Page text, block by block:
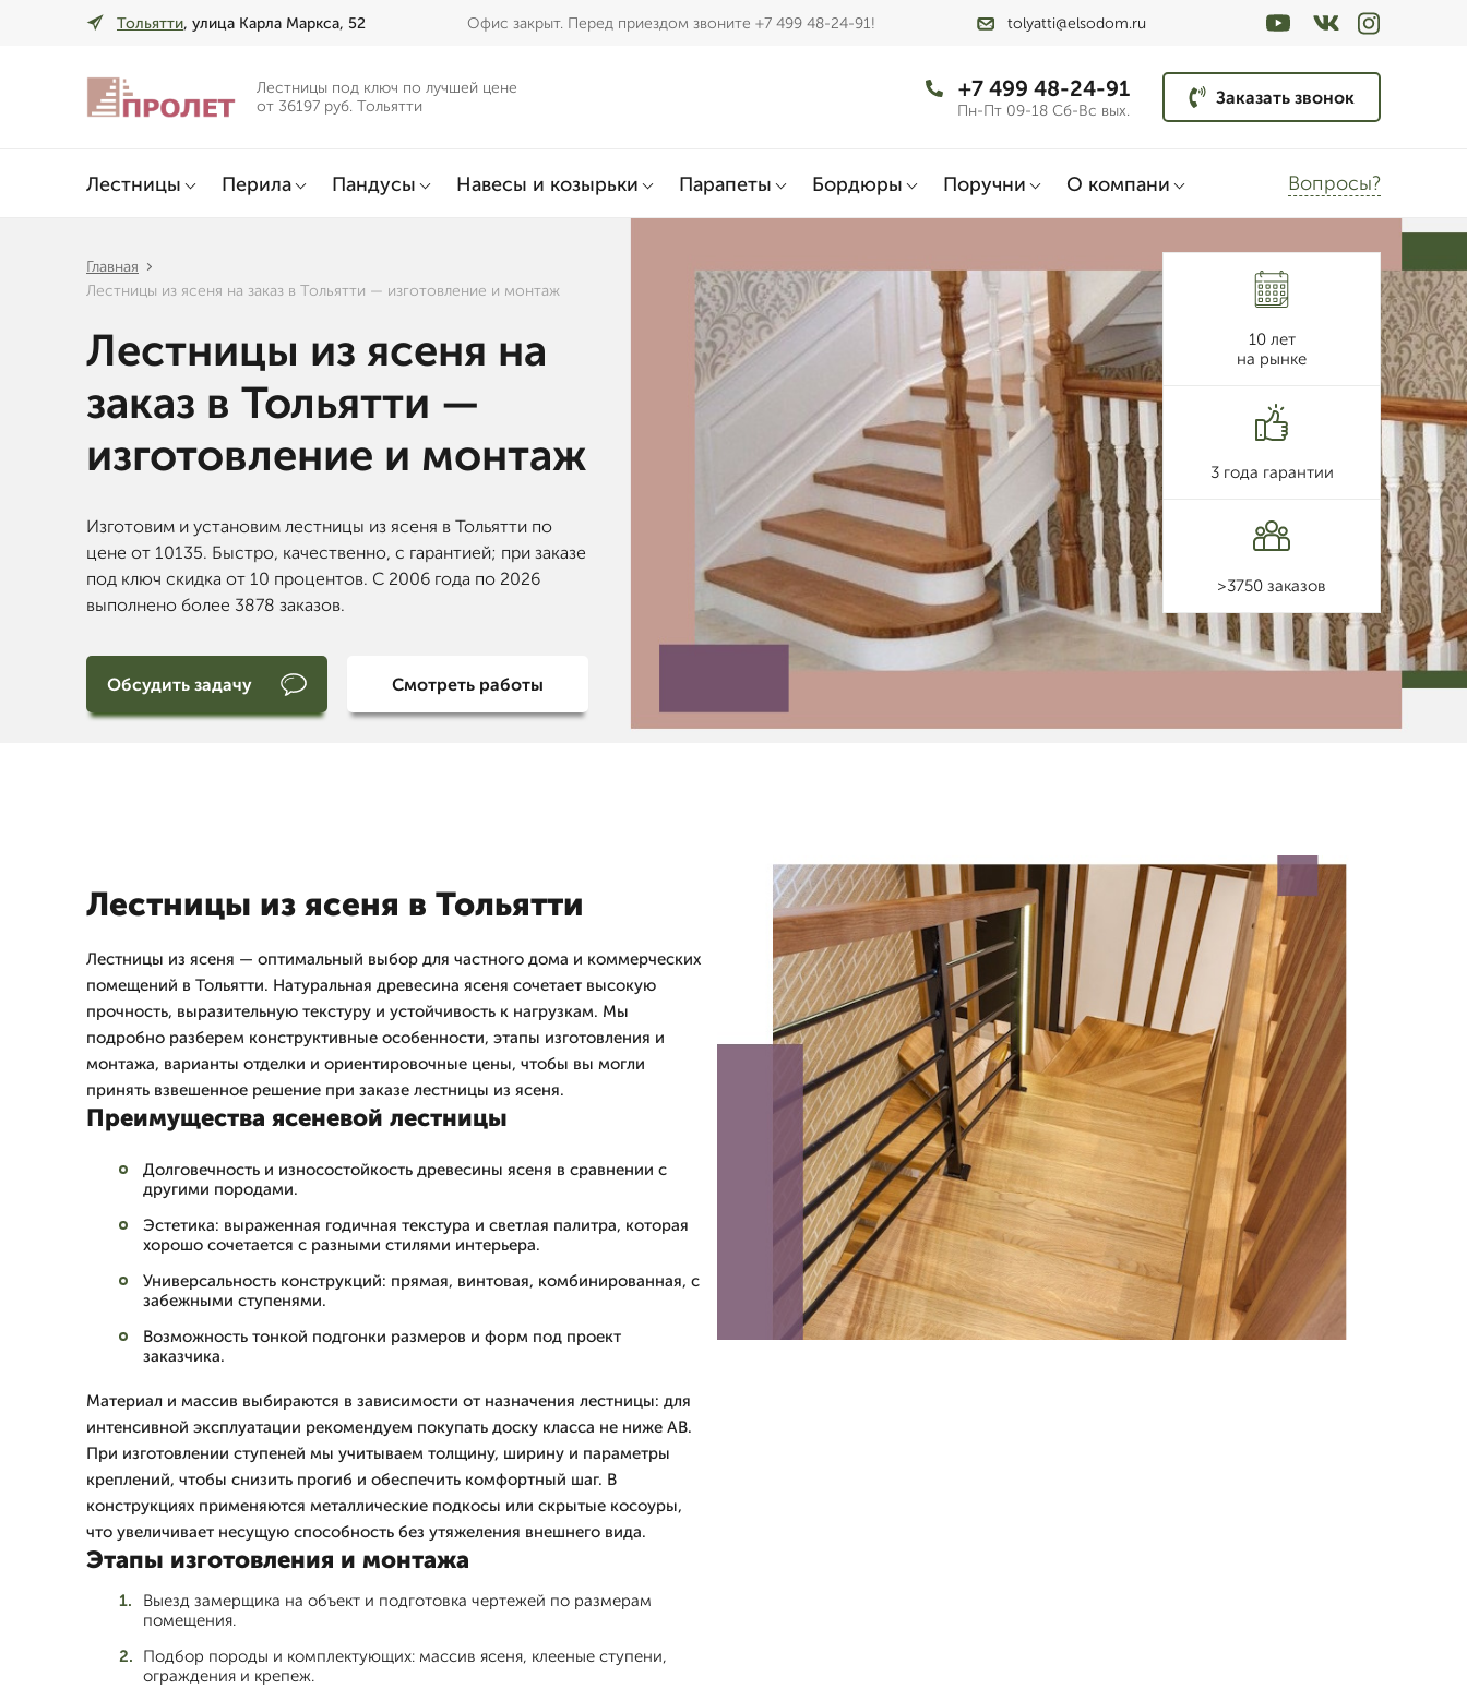
Тольятти, улица Карла Маркса, 52 Офис закрыт. Перед приездом звоните +7 499 48-24-91! tolyatti@elsodom.ru
Лестницы под ключ по лучшей цене
от 36197 руб. Тольятти
+7 499 48-24-91
Пн-Пт 09-18 Сб-Вс вых.
Заказать звонок
Лестницы Перила Пандусы Навесы и козырьки Парапеты Бордюры Поручни О компани Вопросы?
Главная
Лестницы из ясеня на заказ в Тольятти — изготовление и монтаж
Лестницы из ясеня на
заказ в Тольятти —
изготовление и монтаж
Изготовим и установим лестницы из ясеня в Тольятти по
цене от 10135. Быстро, качественно, с гарантией; при заказе
под ключ скидка от 10 процентов. С 2006 года по 2026
выполнено более 3878 заказов.
Обсудить задачу Смотреть работы
10 лет
на рынке
3 года гарантии
>3750 заказов
Лестницы из ясеня в Тольятти
Лестницы из ясеня — оптимальный выбор для частного дома и коммерческих
помещений в Тольятти. Натуральная древесина ясеня сочетает высокую
прочность, выразительную текстуру и устойчивость к нагрузкам. Мы
подробно разберем конструктивные особенности, этапы изготовления и
монтажа, варианты отделки и ориентировочные цены, чтобы вы могли
принять взвешенное решение при заказе лестницы из ясеня.
Преимущества ясеневой лестницы
Долговечность и износостойкость древесины ясеня в сравнении с
другими породами.
Эстетика: выраженная годичная текстура и светлая палитра, которая
хорошо сочетается с разными стилями интерьера.
Универсальность конструкций: прямая, винтовая, комбинированная, с
забежными ступенями.
Возможность тонкой подгонки размеров и форм под проект
заказчика.
Материал и массив выбираются в зависимости от назначения лестницы: для
интенсивной эксплуатации рекомендуем покупать доску класса не ниже АВ.
При изготовлении ступеней мы учитываем толщину, ширину и параметры
креплений, чтобы снизить прогиб и обеспечить комфортный шаг. В
конструкциях применяются металлические подкосы или скрытые косоуры,
что увеличивает несущую способность без утяжеления внешнего вида.
Этапы изготовления и монтажа
Выезд замерщика на объект и подготовка чертежей по размерам
помещения.
Подбор породы и комплектующих: массив ясеня, клееные ступени,
ограждения и крепеж.